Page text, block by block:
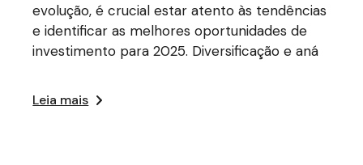
evolução, é crucial estar atento às tendências
e identificar as melhores oportunidades de
investimento para 2025. Diversificação e aná
Leia mais